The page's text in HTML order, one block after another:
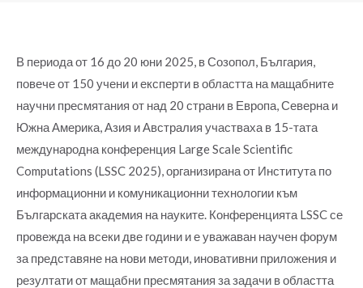
В периода от 16 до 20 юни 2025, в Созопол, България,
повече от 150 учени и експерти в областта на мащабните
научни пресмятания от над 20 страни в Европа, Северна и
Южна Америка, Азия и Австралия участваха в 15-тата
международна конференция Large Scale Scientific
Computations (LSSC 2025), организирана от Института по
информационни и комуникационни технологии към
Българската академия на науките. Конференцията LSSC се
провежда на всеки две години и е уважаван научен форум
за представяне на нови методи, иновативни приложения и
резултати от мащабни пресмятания за задачи в областта